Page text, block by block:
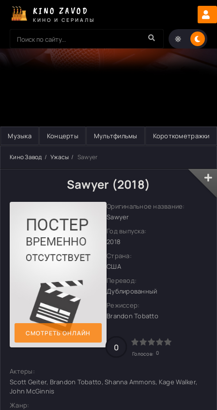
KINO ZAVOD
КИНО И СЕРИАЛЫ
Музыка Концерты Мультфильмы Короткометражки
Кино Завод Ужасы Sawyer
Sawyer (2018)
СМОТРЕТЬ ОНЛАЙН
Оригинальное название:
Sawyer
Год выпуска:
2018
Страна:
США
Перевод:
Дублированный
Режиссер:
Brandon Tobatto
0
Голосов: 0
Актеры:
Scott Geiter, Brandon Tobatto, Shanna Ammons, Kage Walker,
John McGinnis
Жанр: